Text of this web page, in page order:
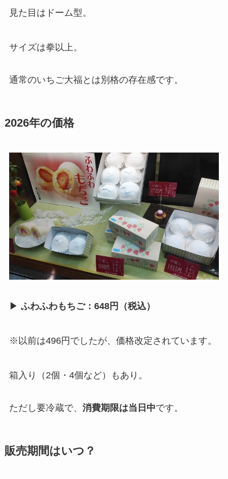
見た目はドーム型。
サイズは拳以上。
通常のいちご大福とは別格の存在感です。
2026年の価格
▶ ふわふわもちご：648円（税込）
※以前は496円でしたが、価格改定されています。
箱入り（2個・4個など）もあり。
ただし要冷蔵で、 消費期限は当日中です。
販売期間はいつ？